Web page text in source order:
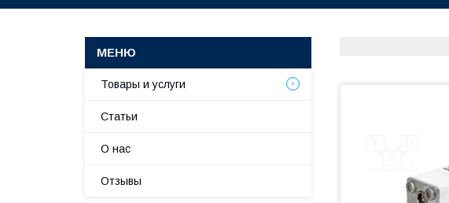
Товары и услуги
Статьи
О нас
Отзывы